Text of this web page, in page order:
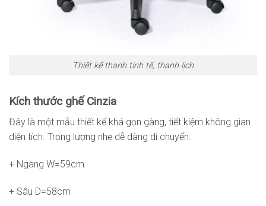
Thiết kế thanh tinh tế, thanh lịch
Kích thước ghế Cinzia
Đây là một mẫu thiết kế khá gọn gàng, tiết kiệm không gian
diện tích. Trọng lượng nhẹ dễ dàng di chuyển.
+ Ngang W=59cm
+ Sâu D=58cm